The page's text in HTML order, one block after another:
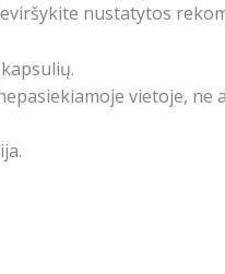
nustatytos
vietoje, ne